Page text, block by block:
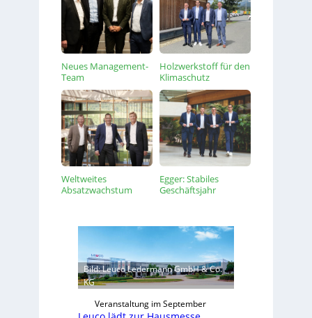
Neues Management-
Team
Holzwerkstoff für den
Klimaschutz
Weltweites
Absatzwachstum
Egger: Stabiles
Geschäftsjahr
Bild: Leuco Ledermann GmbH & Co.
KG
Veranstaltung im September